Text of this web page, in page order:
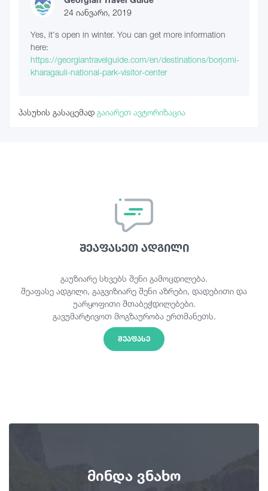
24 იანვარი, 2019
Yes, it's open in winter. You can get more information
here:
https://georgiantravelguide.com/en/destinations/borjomi-
kharagauli-national-park-visitor-center
პასუხის გასაცემად გაიარეთ ავტორიზაცია
შეაფასეთ ადგილი
გაუზიარე სხვებს შენი გამოცდილება.
შეაფასე ადგილი, გაგვიზიარე შენი აზრები, დადებითი და
უარყოფითი შთაბეჭდილებები.
გავუმარტივოთ მოგზაურობა ერთმანეთს.
ᲨᲔᲐᲤᲐᲡᲔ
მინდა ვნახო